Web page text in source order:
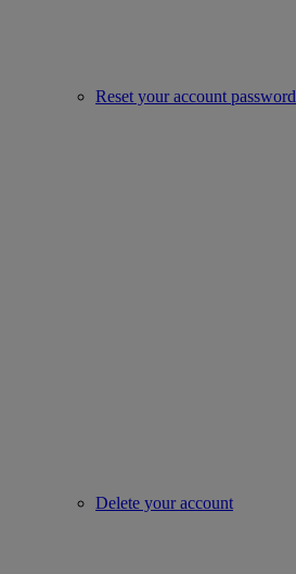
Reset your account password
Delete your account